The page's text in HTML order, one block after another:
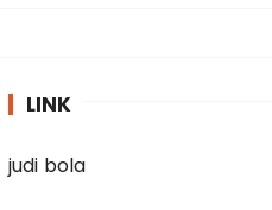
LINK
judi bola